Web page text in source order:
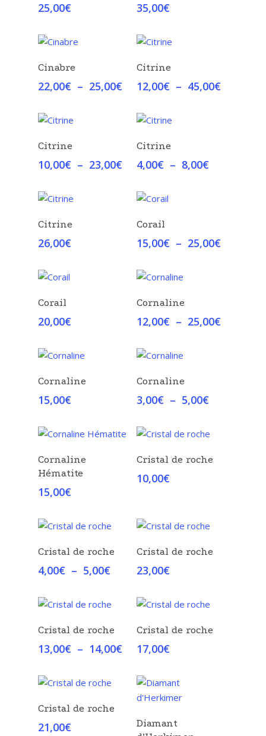
25,00€ 35,00€
Choix Des Options
Cinabre
22,00€ – 25,00€Plage
prix :
22,00€
25,00€
Choix Des Options
Citrine
12,00€ – 45,00€Plage
Choix Des Options
Citrine
10,00€ – 23,00€Plage
prix :
10,00€
23,00€
Choix Des Options
Citrine
4,00€ – 8,00€Plage
Choix Des Options
Citrine
26,00€
Choix Des Options
Corail
15,00€ – 25,00€Plage
Choix Des Options
Corail
20,00€
Choix Des Options
Cornaline
12,00€ – 25,00€Plage
Choix Des Options
Cornaline
15,00€
Choix Des Options
Cornaline
3,00€ – 5,00€Plage
3,00€
5,00€
Choix Des Options
Cornaline
Hématite
15,00€
Choix Des Options
Cristal de roche
10,00€
Choix Des Options
Cristal de roche
4,00€ – 5,00€Plage
4,00€
5,00€
Choix Des Options
Cristal de roche
23,00€
Choix Des Options
Cristal de roche
13,00€ – 14,00€Plage
prix :
13,00€
Choix Des Options
Cristal de roche
17,00€
Choix Des Options
Cristal de roche
21,00€
Diamant